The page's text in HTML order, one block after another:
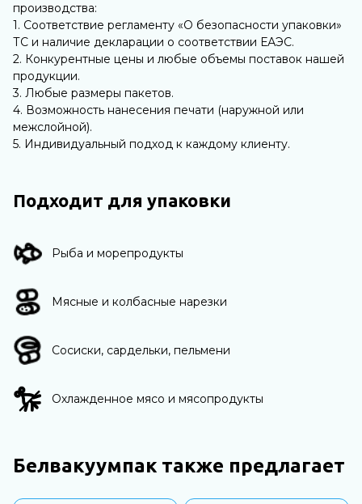
производства:
1. Соответствие регламенту «О безопасности упаковки»
ТС и наличие декларации о соответствии ЕАЭС.
2. Конкурентные цены и любые объемы поставок нашей
продукции.
3. Любые размеры пакетов.
4. Возможность нанесения печати (наружной или
межслойной).
5. Индивидуальный подход к каждому клиенту.
Подходит для упаковки
Рыба и морепродукты
Мясные и колбасные нарезки
Сосиски, сардельки, пельмени
Охлажденное мясо и мясопродукты
Белвакуумпак также предлагает